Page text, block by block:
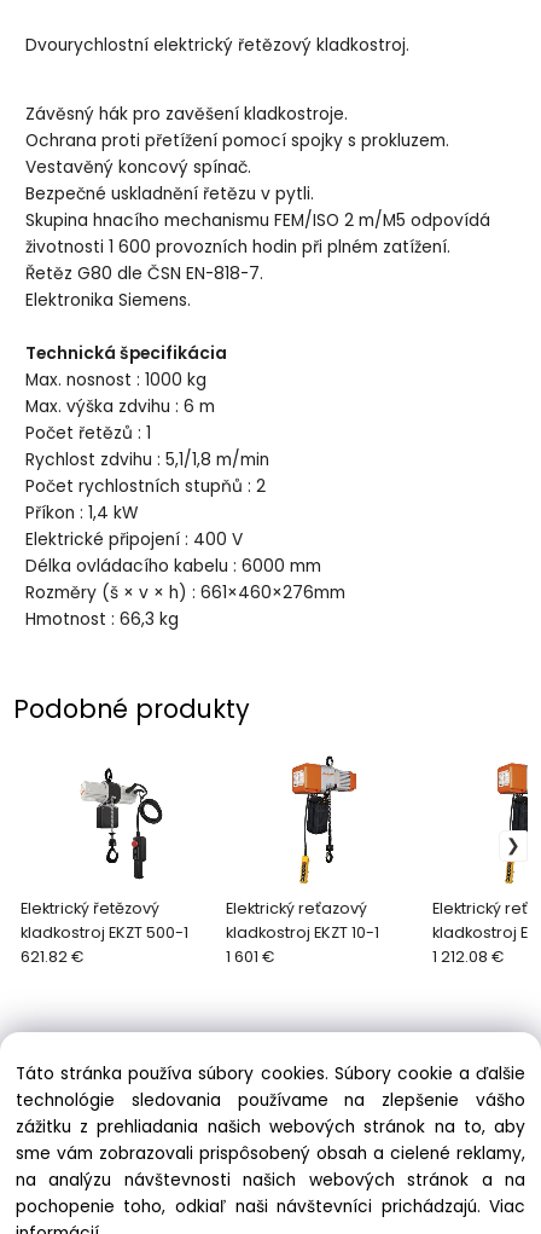
Dvourychlostní elektrický řetězový kladkostroj.
Závěsný hák pro zavěšení kladkostroje.
Ochrana proti přetížení pomocí spojky s prokluzem.
Vestavěný koncový spínač.
Bezpečné uskladnění řetězu v pytli.
Skupina hnacího mechanismu FEM/ISO 2 m/M5 odpovídá
životnosti 1 600 provozních hodin při plném zatížení.
Řetěz G80 dle ČSN EN-818-7.
Elektronika Siemens.
Technická špecifikácia
Max. nosnost : 1000 kg
Max. výška zdvihu : 6 m
Počet řetězů : 1
Rychlost zdvihu : 5,1/1,8 m/min
Počet rychlostních stupňů : 2
Příkon : 1,4 kW
Elektrické připojení : 400 V
Délka ovládacího kabelu : 6000 mm
Rozměry (š × v × h) : 661×460×276mm
Hmotnost : 66,3 kg
Podobné produkty
Elektrický řetězový
kladkostroj EKZT 500-1
621.82 €
Elektrický reťazový
kladkostroj EKZT 10-1
1 601 €
Elektrický
kladkostroj
1 212.08 €
Informácie
Obchodné podmienky
Ochrana osobných údajov
Zásady cookies
Táto stránka používa súbory cookies. Súbory cookie a ďalšie
technológie sledovania používame na zlepšenie vášho
zážitku z prehliadania našich webových stránok na to, aby
sme vám zobrazovali prispôsobený obsah a cielené reklamy,
na analýzu návštevnosti našich webových stránok a na
pochopenie toho, odkiaľ naši návštevníci prichádzajú.Viac